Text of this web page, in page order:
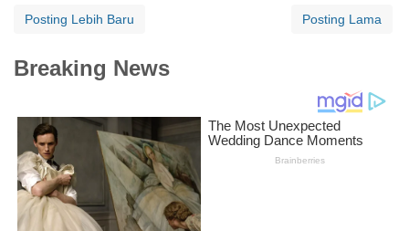
Posting Lebih Baru Posting Lama
Breaking News